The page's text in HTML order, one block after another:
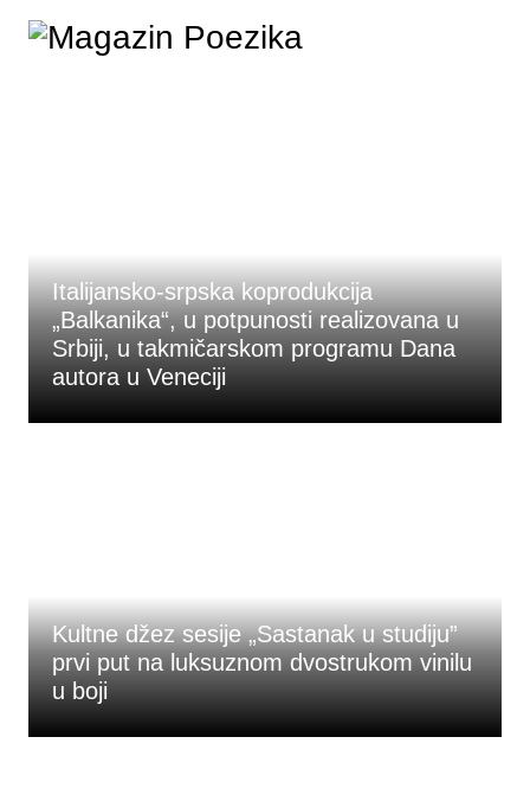
Italijansko-srpska koprodukcija
„Balkanika“, u potpunosti realizovana u
Srbiji, u takmičarskom programu Dana
autora u Veneciji
Kultne džez sesije „Sastanak u studiju”
prvi put na luksuznom dvostrukom vinilu
u boji